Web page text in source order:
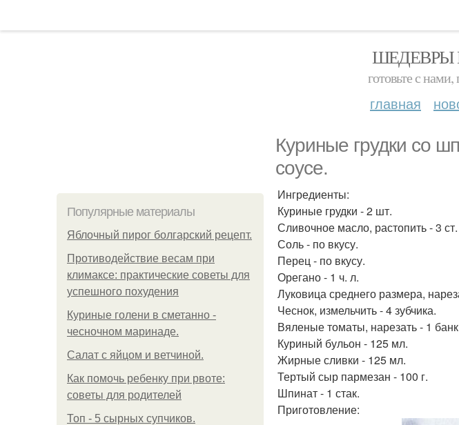
ШЕДЕВРЫ
готовьте с
главная
Куриные грудки со
соусе.
Популярные материалы
Яблочный пирог болгарский рецепт.
Противодействие весам при
климаксе: практические советы для
успешного похудения
Куриные голени в сметанно -
чесночном маринаде.
Салат с яйцом и ветчиной.
Как помочь ребенку при рвоте:
советы для родителей
Топ - 5 сырных супчиков.
Ингредиенты:
Куриные грудки - 2 шт.
Сливочное масло, растопить - 3
Соль - по вкусу.
Перец - по вкусу.
Орегано - 1 ч. л.
Луковица среднего размера,
Чеснок, измельчить - 4 зубчика.
Вяленые томаты, нарезать - 1
Куриный бульон - 125 мл.
Жирные сливки - 125 мл.
Тертый сыр пармезан - 100 г.
Шпинат - 1 стак.
Приготовление: